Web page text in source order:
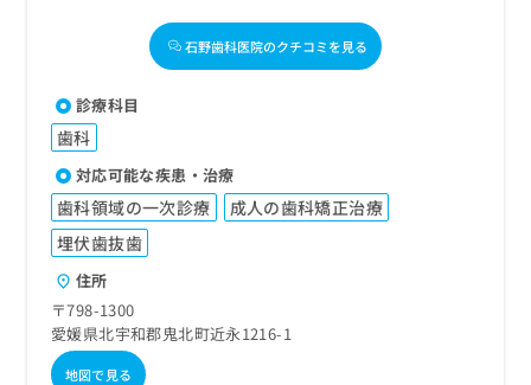
石野歯科医院のクチコミを見る
診療科目
歯科
対応可能な疾患・治療
歯科領域の一次診療
成人の歯科矯正治療
埋伏歯抜歯
住所
〒798-1300
愛媛県北宇和郡鬼北町近永1216-1
地図で見る